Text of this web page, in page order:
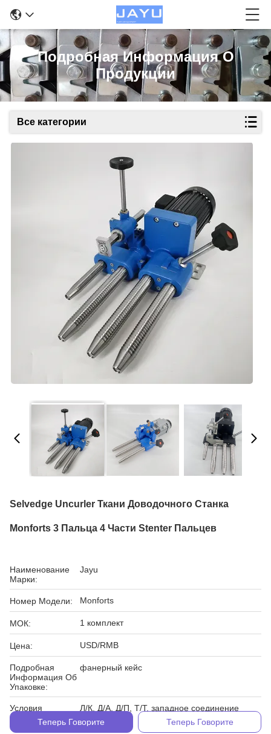
Подробная Информация О
Продукции
Все категории
Selvedge Uncurler Ткани Доводочного Станка
Monforts 3 Пальца 4 Части Stenter Пальцев
Наименование
Марки:
Jayu
Номер Модели: Monforts
МОК: 1 комплект
Цена: USD/RMB
Подробная
Информация Об
Упаковке:
фанерный кейс
Условия
Оплаты:
Л/К, Д/А, Д/П, Т/Т, западное соединение
Теперь Говорите
Теперь Говорите